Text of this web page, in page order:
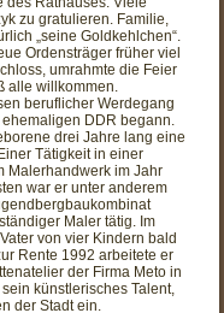
zu gratulieren. Familie,
„seine Goldkehlchen“.
Ordensträger früher viel
umrahmte die Feier
alle willkommen.
beruflicher Werdegang
DDR begann.
drei Jahre lang eine
Tätigkeit in einer
Malerhandwerk im Jahr
war er unter anderem
Maler tätig. Im
von vier Kindern bald
Rente 1992 arbeitete er
der Firma Meto in
künstlerisches Talent,
der Stadt ein.